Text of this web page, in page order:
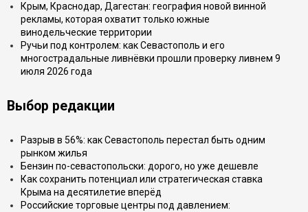
Крым, Краснодар, Дагестан: география новой винной
рекламы, которая охватит только южные
винодельческие территории
Ручьи под контролем: как Севастополь и его
многострадальные ливнёвки прошли проверку ливнем 9
июля 2026 года
Выбор редакции
Разрыв в 56%: как Севастополь перестал быть одним
рынком жилья
Бензин по-севастопольски: дорого, но уже дешевле
Как сохранить потенциал или стратегическая ставка
Крыма на десятилетие вперёд
Российские торговые центры под давлением: